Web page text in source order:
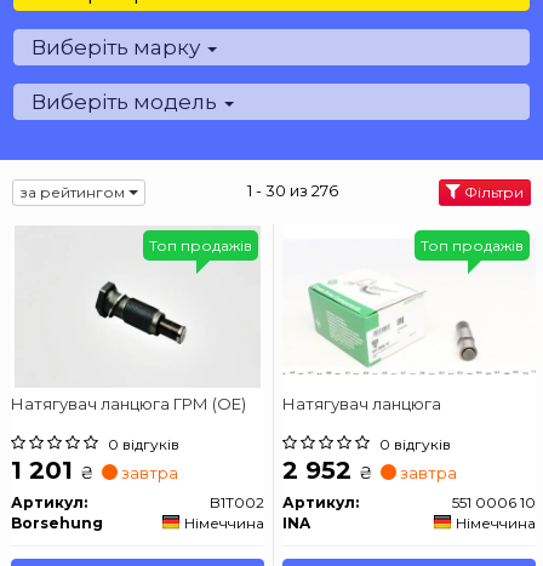
Виберіть марку
Виберіть модель
за рейтингом 1 - 30 из 276 Фільтри
Натягувач ланцюга ГРМ (OE)
0 відгуків
1 201 ₴ завтра
Артикул:
B1T002
Borsehung
Німеччина
Топ продажів
Натягувач ланцюга
0 відгуків
2 952 ₴ завтра
Артикул:
551 0006 10
INA
Німеччина
Топ продажів